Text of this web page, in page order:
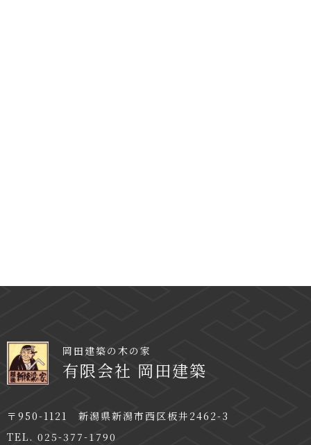
岡田建築の木の家
有限会社 岡田建築
〒950-1121 新潟県新潟市西区板井2462-3
TEL. 025-377-1790